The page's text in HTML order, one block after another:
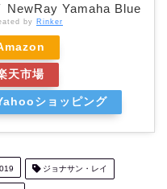
NewRay Yamaha Blue
by Rinker
天市場
ショッピング
ジョナサン・レイ